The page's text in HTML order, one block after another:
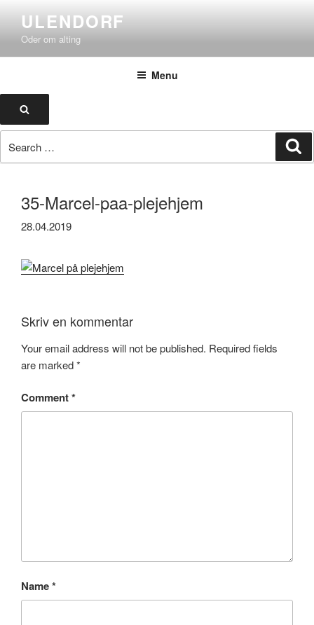
content
ULENDORF
Oder om alting
Menu
for:
35-Marcel-paa-plejehjem
28.04.2019
Skriv en kommentar
Your email address will not be published. Required fields
are marked*
Comment*
Name*